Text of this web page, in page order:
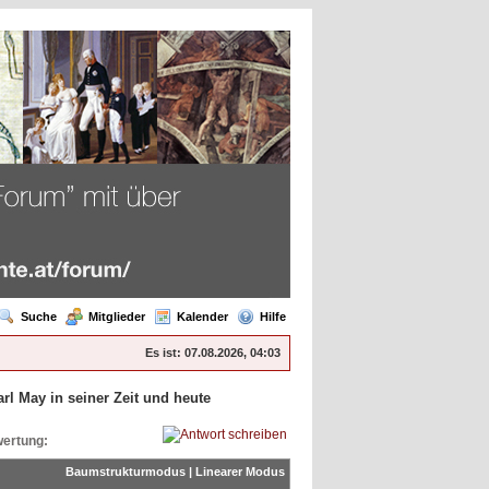
Suche Mitglieder Kalender Hilfe
Es ist: 07.08.2026, 04:03
May in seiner Zeit und heute
Baumstrukturmodus | Linearer Modus